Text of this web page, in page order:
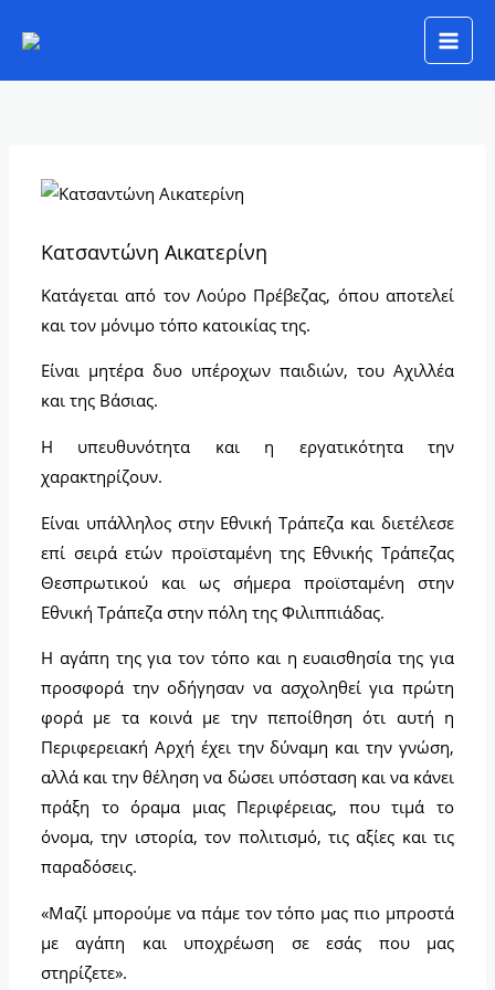
στο
Κατσαντώνη Αικατερίνη
Κατάγεται από τον Λούρο Πρέβεζας, όπου αποτελεί
και τον μόνιμο τόπο κατοικίας της.
Είναι μητέρα δυο υπέροχων παιδιών, του Αχιλλέα
και της Βάσιας.
Η υπευθυνότητα και η εργατικότητα την
χαρακτηρίζουν.
Είναι υπάλληλος στην Εθνική Τράπεζα και διετέλεσε
επί σειρά ετών προϊσταμένη της Εθνικής Τράπεζας
Θεσπρωτικού και ως σήμερα προϊσταμένη στην
Εθνική Τράπεζα στην πόλη της Φιλιππιάδας.
Η αγάπη της για τον τόπο και η ευαισθησία της για
προσφορά την οδήγησαν να ασχοληθεί για πρώτη
φορά με τα κοινά με την πεποίθηση ότι αυτή η
Περιφερειακή Αρχή έχει την δύναμη και την γνώση,
αλλά και την θέληση να δώσει υπόσταση και να κάνει
πράξη το όραμα μιας Περιφέρειας, που τιμά το
όνομα, την ιστορία, τον πολιτισμό, τις αξίες και τις
παραδόσεις.
«Μαζί μπορούμε να πάμε τον τόπο μας πιο μπροστά
με αγάπη και υποχρέωση σε εσάς που μας
στηρίζετε».